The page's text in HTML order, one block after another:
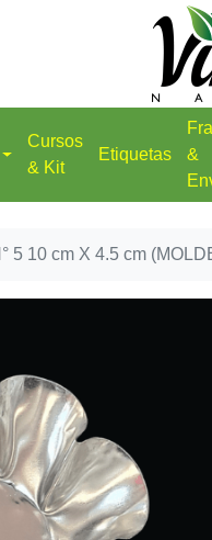
Cursos
& Kit
Etiquetas
&
5 10 cm X 4.5 cm